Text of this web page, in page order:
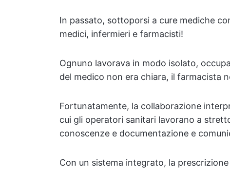
In passato, sottoporsi a cure mediche
medici, infermieri e farmacisti!
Ognuno lavorava in modo isolato,
del medico non era chiara, il farmacista
Fortunatamente, la collaborazione
cui gli operatori sanitari lavorano a
conoscenze e documentazione e
Con un sistema integrato, la